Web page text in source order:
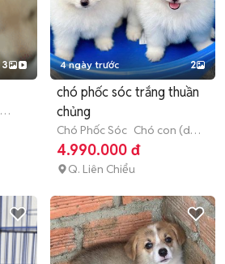
3 4 ngày trước 2
chó phốc sóc trắng thuần
chủng
Chó Phốc Sóc Chó con (dưới
3 tháng tuổi)
4.990.000 đ
Q. Liên Chiểu